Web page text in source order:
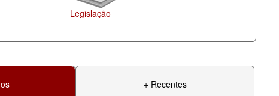
+ Recentes